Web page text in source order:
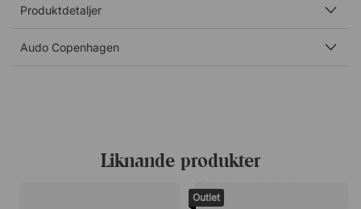
Produktdetaljer
Audo Copenhagen
Liknande produkter
Outlet